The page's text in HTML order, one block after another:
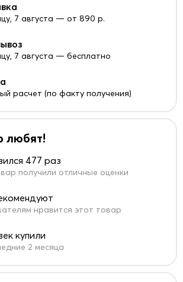
7 августа — от 890 р.
7 августа — бесплатно
расчет (по факту получения)
любят!
477 раз
получили отличные оценки
нравится этот товар
купили
2 месяца